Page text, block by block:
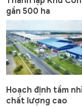
gần 500 ha
Hoạch định tầm
chất lượng cao